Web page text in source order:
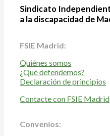
Sindicato
a la discapacidad de
FSIE Madrid:
Quiénes somos
¿Qué defendemos?
Declaración de principios
Contacte con FSIE Madrid
Convenios: